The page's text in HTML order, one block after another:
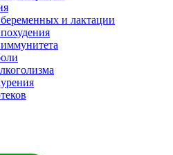
и лактации